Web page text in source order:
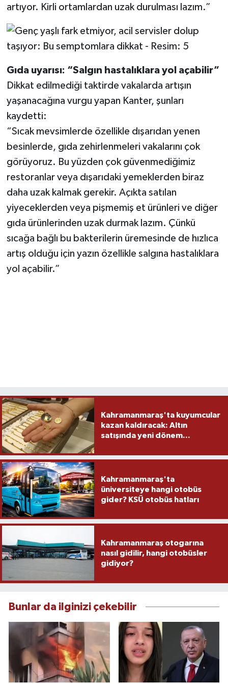
artıyor. Kirli ortamlardan uzak durulması lazım.”
Gıda uyarısı: “Salgın hastalıklara yol açabilir”
Dikkat edilmediği taktirde vakalarda artışın
yaşanacağına vurgu yapan Kanter, şunları
kaydetti:
“Sıcak mevsimlerde özellikle dışarıdan yenen
besinlerde, gıda zehirlenmeleri vakalarını çok
görüyoruz. Bu yüzden çok güvenmediğimiz
restoranlar veya dışarıdaki yemeklerden biraz
daha uzak kalmak gerekir. Açıkta satılan
yiyeceklerden veya pişmemiş et ürünleri ve diğer
gıda ürünlerinden uzak durmak lazım. Çünkü
sıcağa bağlı bu bakterilerin üremesinde de hızlıca
artış olduğu için yazın özellikle salgına hastalıklara
yol açabilir.”
Kahramanmaraş'ta kuyumcular
kazan kaldıracak: Altın
satışında yeni dönem...
Kahramanmaraş'ta
üniversiteye hangi otobüs
gider? KSÜ otobüs hatları
Kahramanmaraş otogarına
nasıl gidilir, hangi otobüsler
gidiyor?
Bunlar da ilginizi çekebilir